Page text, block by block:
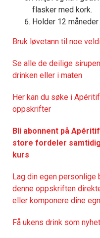
flasker med kork.
Holder 12
Bruk løvetann til noe
Se alle de deilige
drinken eller i maten
Her kan du søke i
oppskrifter
Bli abonnent på
store fordeler
kurs
Lag din egen personlige
denne oppskriften
eller komponere dine
Få ukens drink som